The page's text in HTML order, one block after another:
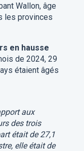
Wallon, âge
les provinces
en hausse
de 2024, 29
étaient âgés
aux
des trois
était de 27,1
elle était de